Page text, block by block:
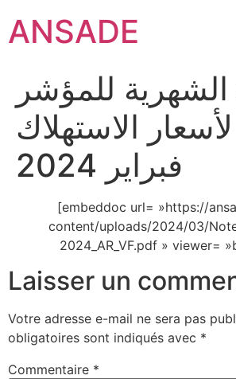
ANSADE
للمؤشر
الاستهلاك
فبراير 2024
[embeddoc url= »https://
content/uploads/2024/03/
2024_AR_VF.pdf » viewer=
Laisser un
Votre adresse e-mail ne sera pas
obligatoires sont indiqués avec *
Commentaire *